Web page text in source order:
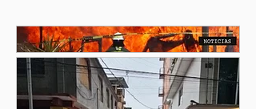
Sheinbaum Pardo, quien
condenó cualquier expresión
discriminatoria y dejó en
manos de su partido la
determinación de una